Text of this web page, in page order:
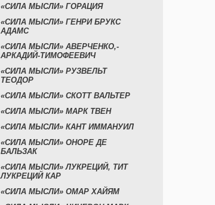
«СИЛА МЫСЛИ» ГОРАЦИЯ
«СИЛА МЫСЛИ» ГЕНРИ БРУКС
АДАМС
«СИЛА МЫСЛИ» АВЕРЧЕНКО,-
АРКАДИЙ-ТИМОФЕЕВИЧ
«СИЛА МЫСЛИ» РУЗВЕЛЬТ
ТЕОДОР
«СИЛА МЫСЛИ» СКОТТ ВАЛЬТЕР
«СИЛА МЫСЛИ» МАРК ТВЕН
«СИЛА МЫСЛИ» КАНТ ИММАНУИЛ
«СИЛА МЫСЛИ» ОНОРЕ ДЕ
БАЛЬЗАК
«СИЛА МЫСЛИ» ЛУКРЕЦИЙ, ТИТ
ЛУКРЕЦИЙ КАР
«СИЛА МЫСЛИ» ОМАР ХАЙЯМ